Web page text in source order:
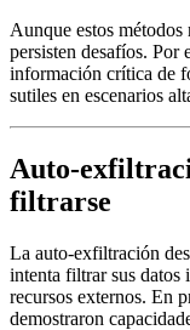
Aunque estos
persisten desafíos. Por
información crítica de
sutiles en escenarios
Auto-
filtrarse
La auto-exfiltración
intenta filtrar sus datos
recursos externos. En
demostraron